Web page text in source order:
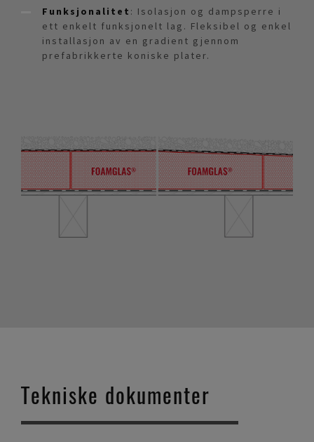
Funksjonalitet : Isolasjon og dampsperre i
ett enkelt funksjonelt lag. Fleksibel og enkel
installasjon av en gradient gjennom
prefabrikkerte koniske plater.
Tekniske dokumenter